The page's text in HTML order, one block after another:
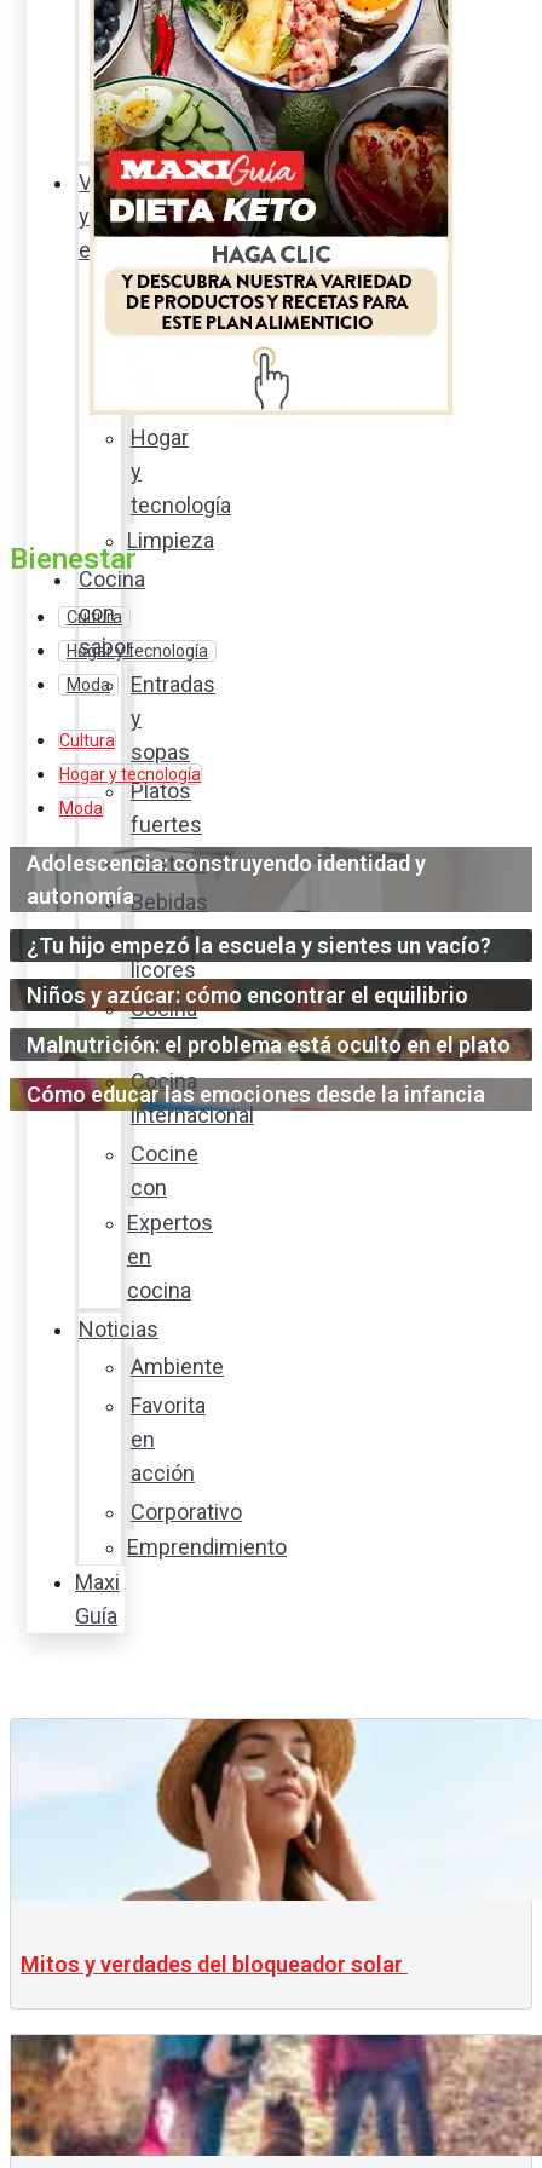
Sexualidad
responsable
En
la
percha
Vida
y
estilo
Productos
nuevos
Hogar
y
tecnología
Limpieza
Cocina
con
sabor
Entradas
y
sopas
Platos
fuertes
Postres
Bebidas
y
licores
Cocina
ecuatoriana
Cocina
internacional
Cocine
con
Expertos
en
cocina
Noticias
Ambiente
Favorita
en
acción
Corporativo
Emprendimiento
Maxi
Guía
Bienestar
Cultura
Hogar y tecnología
Moda
Cultura
Hogar y tecnología
Moda
Adolescencia: construyendo identidad y
autonomía
¿Tu hijo empezó la escuela y sientes un vacío?
Niños y azúcar: cómo encontrar el equilibrio
Malnutrición: el problema está oculto en el plato
Cómo educar las emociones desde la infancia
Mitos y verdades del bloqueador solar